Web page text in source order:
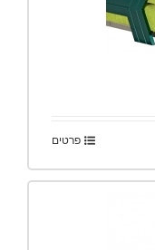
פרטים